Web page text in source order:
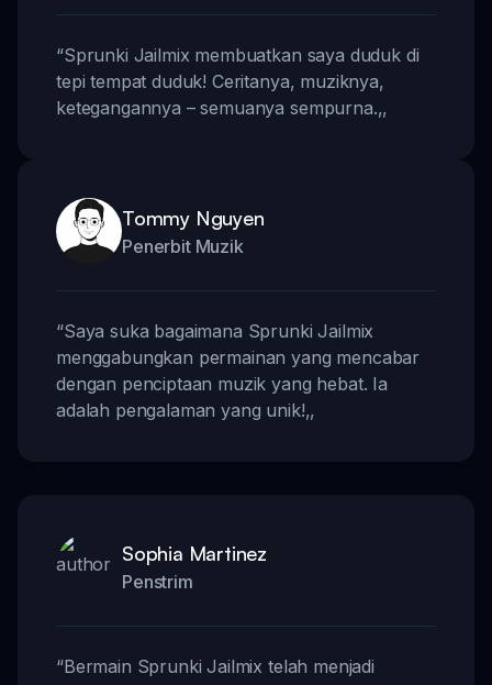
“Sprunki Jailmix membuatkan saya duduk di
tepi tempat duduk! Ceritanya, muziknya,
ketegangannya – semuanya sempurna.,,
Tommy Nguyen
Penerbit Muzik
“Saya suka bagaimana Sprunki Jailmix
menggabungkan permainan yang mencabar
dengan penciptaan muzik yang hebat. Ia
adalah pengalaman yang unik!,,
Sophia Martinez
Penstrim
“Bermain Sprunki Jailmix telah menjadi